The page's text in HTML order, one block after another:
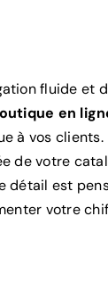
fluide et
en
à vos clients.
de votre
détail est
votre